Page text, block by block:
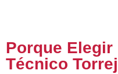
Porque
Técnico